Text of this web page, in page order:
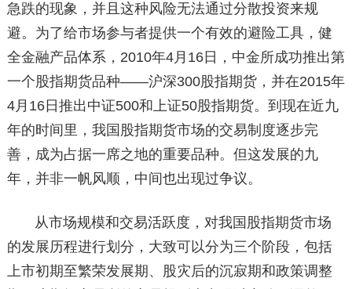
急跌的现象，并且这种风险无法通过分散投资来规
避。为了给市场参与者提供一个有效的避险工具，健
全金融产品体系，2010年4月16日， 中金所成功推出第
一个股指期货品种——沪深300股指期货，并在2015年
4月16日推出中证500和上证50股指期货。到现在近九
年的时间里，我国股指期货市场的交易制度逐步完
善，成为占据一席之地的重要品种。但这发展的九
年，并非一帆风顺，中间也出现过争议。
从市场规模和交易活跃度，对我国股指期货市场
的发展历程进行划分，大致可以分为三个阶段，包括
上市初期至繁荣发展期、股灾后的沉寂期和政策调整